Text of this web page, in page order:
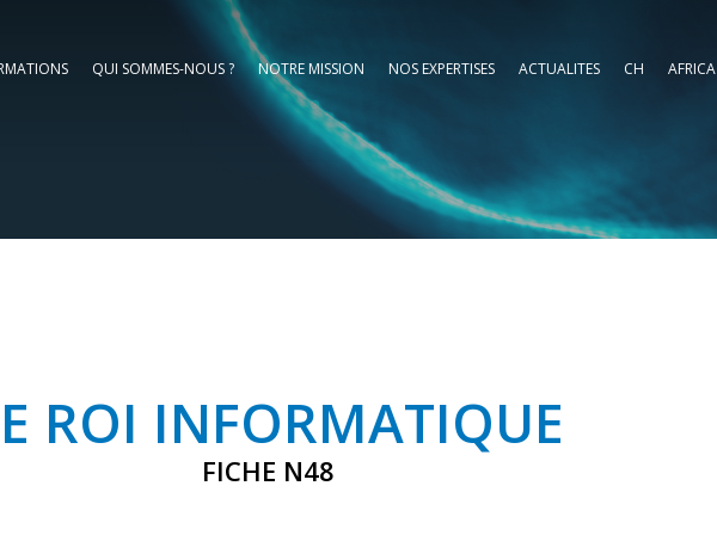
QUI SOMMES-NOUS ? NOTRE MISSION NOS EXPERTISES ACTUALITES CH AFRICA
ROI INFORMATIQUE
FICHE N48